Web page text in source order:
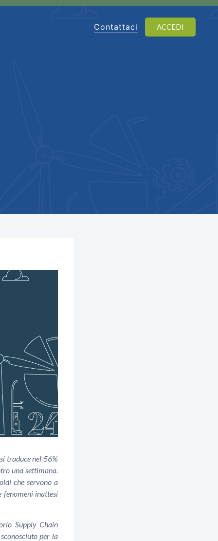
Contattaci ACCEDI
traduce nel 56%
una settimana.
che servono a
fenomeni inattesi
Supply Chain
per la